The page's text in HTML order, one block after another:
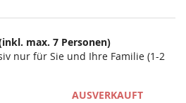
max. 7 Personen)
nur für Sie und Ihre Familie (1-2
AUSVERKAUFT